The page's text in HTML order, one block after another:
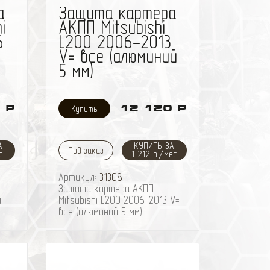
Р
Защита картера
AКПП Mitsubishi
L200 2006-2013
V= все (алюминий
5 мм)
12 120 Р
Под заказ
КУПИТЬ ЗА
1 212 р./мес
Артикул: 31308
Защита картера AКПП
Mitsubishi L200 2006-2013 V=
все (алюминий 5 мм)